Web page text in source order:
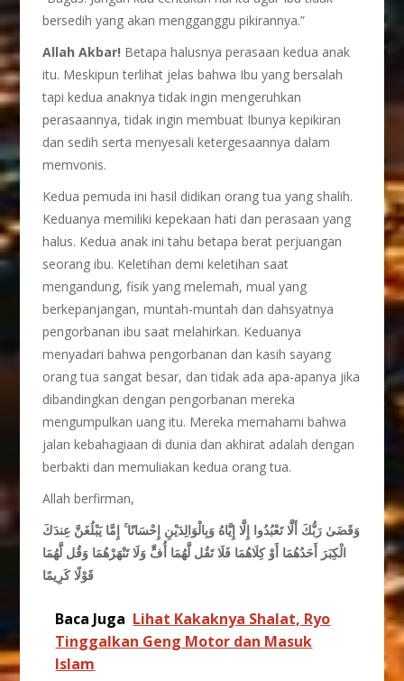
bersedih yang akan mengganggu pikirannya.”
Allah Akbar! Betapa halusnya perasaan kedua anak
itu. Meskipun terlihat jelas bahwa Ibu yang bersalah
tapi kedua anaknya tidak ingin mengeruhkan
perasaannya, tidak ingin membuat Ibunya kepikiran
dan sedih serta menyesali ketergesaannya dalam
memvonis.
Kedua pemuda ini hasil didikan orang tua yang shalih.
Keduanya memiliki kepekaan hati dan perasaan yang
halus. Kedua anak ini tahu betapa berat perjuangan
seorang ibu. Keletihan demi keletihan saat
mengandung, fisik yang melemah, mual yang
berkepanjangan, muntah-muntah dan dahsyatnya
pengorbanan ibu saat melahirkan. Keduanya
menyadari bahwa pengorbanan dan kasih sayang
orang tua sangat besar, dan tidak ada apa-apanya jika
dibandingkan dengan pengorbanan mereka
mengumpulkan uang itu. Mereka memahami bahwa
jalan kebahagiaan di dunia dan akhirat adalah dengan
berbakti dan memuliakan kedua orang tua.
Allah berfirman,
وَقَضَىٰ رَبُّكَ أَلَّا تَعْبُدُوا إِلَّا إِيَّاهُ وَبِالْوَالِدَيْنِ إِحْسَانًا ۚ إِمَّا يَبْلُغَنَّ عِندَكَ
الْكِبَرَ أَحَدُهُمَا أَوْ كِلَاهُمَا فَلَا تَقُل لَّهُمَا أُفٍّ وَلَا تَنْهَرْهُمَا وَقُل لَّهُمَا
قَوْلًا كَرِيمًا
Baca Juga Lihat Kakaknya Shalat, Ryo
Tinggalkan Geng Motor dan Masuk
Islam